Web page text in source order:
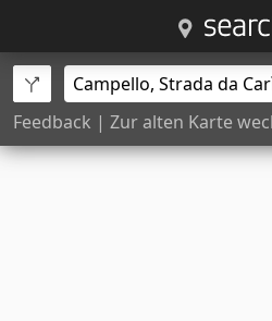
Feedback | Zur alten Karte